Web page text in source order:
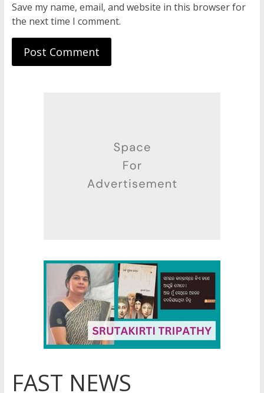
Save my name, email, and website in this browser for
the next time I comment.
FAST NEWS